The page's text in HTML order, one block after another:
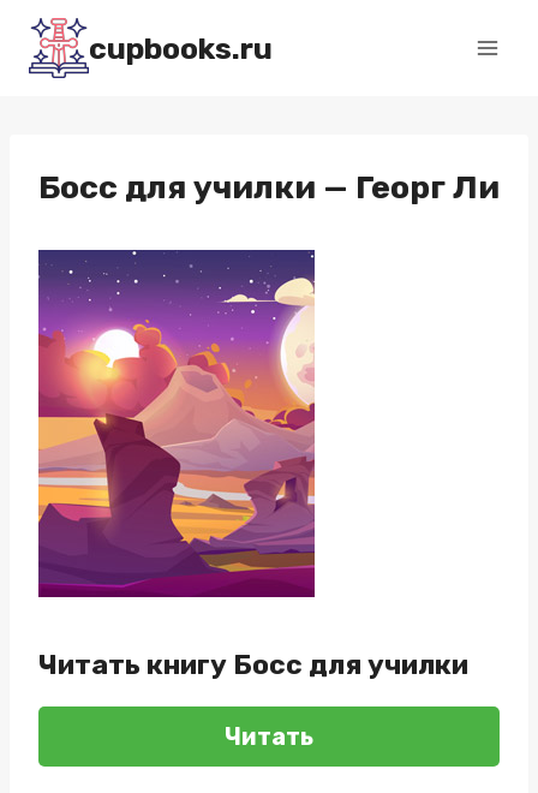
Перейти
содержимому
cupbooks.ru
Босс для училки — Георг Ли
Читать книгу Босс для училки
Читать